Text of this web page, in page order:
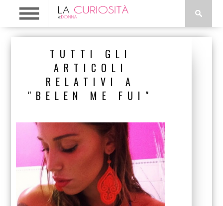
TUTTI GLI
ARTICOLI
RELATIVI A
"BELEN ME FUI"